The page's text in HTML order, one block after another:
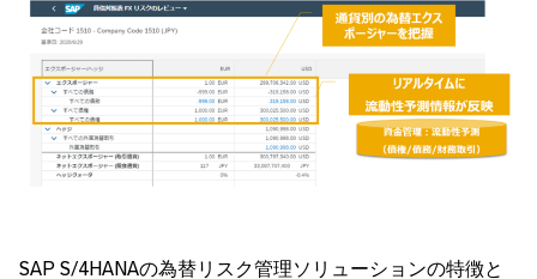
SAP S/4HANAの為替リスク管理ソリューションの特徴と